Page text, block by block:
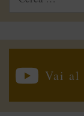
Vai al